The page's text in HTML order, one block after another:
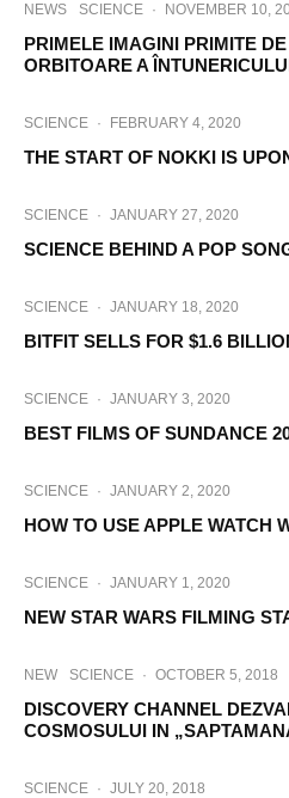
NEWS SCIENCE · NOVEMBER 10,
PRIMELE IMAGINI PRIMITE
ORBITOARE A
SCIENCE · FEBRUARY 4, 2020
THE START OF NOKKI IS
SCIENCE · JANUARY 27, 2020
SCIENCE BEHIND A POP
SCIENCE · JANUARY 18, 2020
BITFIT SELLS FOR $1.6
SCIENCE · JANUARY 3, 2020
BEST FILMS OF SUNDANCE
SCIENCE · JANUARY 2, 2020
HOW TO USE APPLE WATCH
SCIENCE · JANUARY 1, 2020
NEW STAR WARS FILMING
NEW SCIENCE · OCTOBER 5, 2018
DISCOVERY CHANNEL
COSMOSULUI IN
SCIENCE · JULY 20, 2018